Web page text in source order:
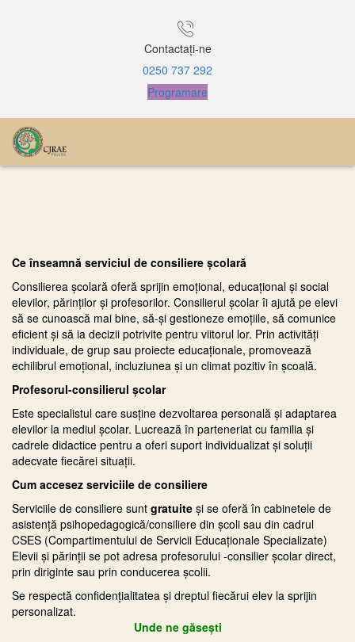
Contactați-ne
0250 737 292
Programare
Ce înseamnă serviciul de consiliere școlară
Consilierea școlară oferă sprijin emoțional, educațional și social
elevilor, părinților și profesorilor. Consilierul școlar îi ajută pe elevi
să se cunoască mai bine, să-și gestioneze emoțiile, să comunice
eficient și să ia decizii potrivite pentru viitorul lor. Prin activități
individuale, de grup sau proiecte educaționale, promovează
echilibrul emoțional, incluziunea și un climat pozitiv în școală.
Profesorul-consilierul școlar
Este specialistul care susține dezvoltarea personală și adaptarea
elevilor la mediul școlar. Lucrează în parteneriat cu familia și
cadrele didactice pentru a oferi suport individualizat și soluții
adecvate fiecărei situații.
Cum accesez serviciile de consiliere
Serviciile de consiliere sunt gratuite și se oferă în cabinetele de
asistență psihopedagogică/consiliere din școli sau din cadrul
CSES (Compartimentului de Servicii Educaționale Specializate)
Elevii și părinții se pot adresa profesorului -consilier școlar direct,
prin diriginte sau prin conducerea școlii.
Se respectă confidențialitatea și dreptul fiecărui elev la sprijin
personalizat.
Unde ne găsești